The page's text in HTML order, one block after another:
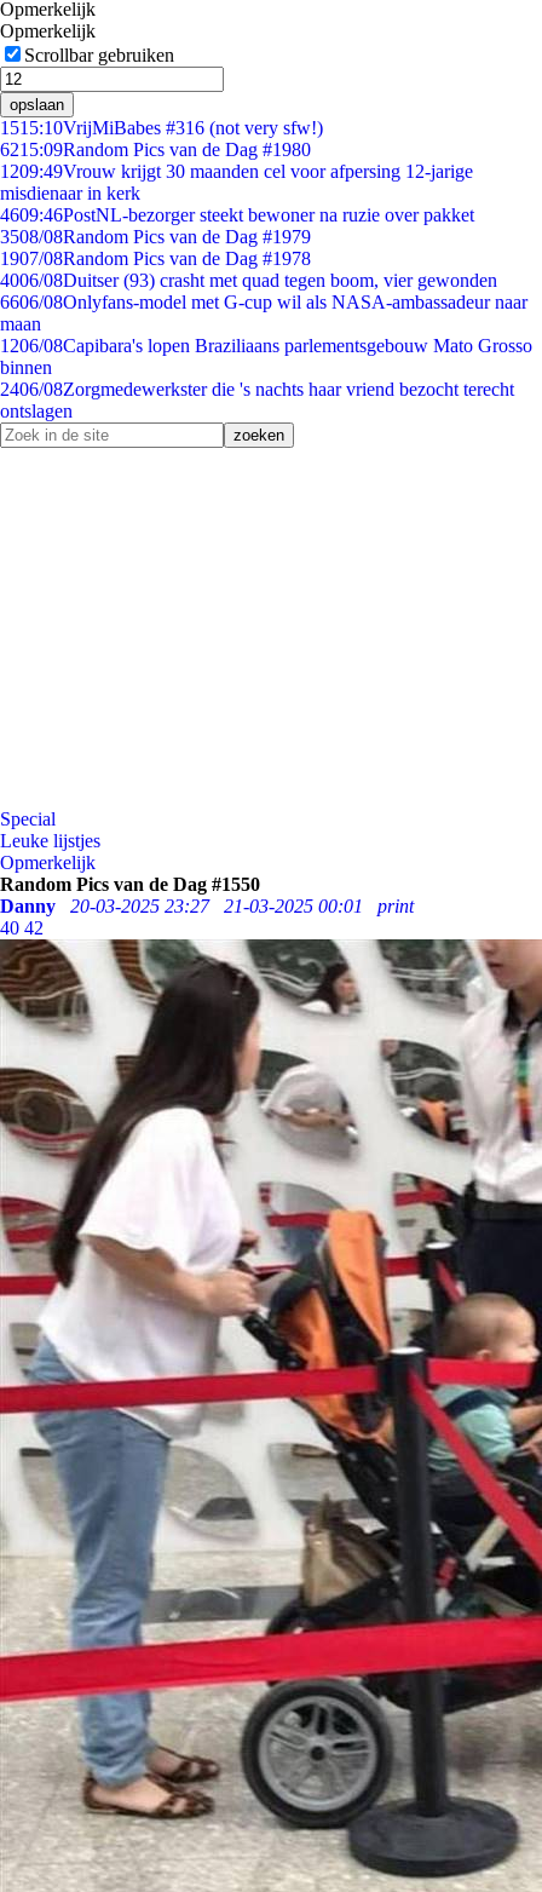
Opmerkelijk
Opmerkelijk
Scrollbar gebruiken
opslaan
1515:10VrijMiBabes #316 (not very sfw!)
6215:09Random Pics van de Dag #1980
1209:49Vrouw krijgt 30 maanden cel voor afpersing 12-jarige
misdienaar in kerk
4609:46PostNL-bezorger steekt bewoner na ruzie over pakket
3508/08Random Pics van de Dag #1979
1907/08Random Pics van de Dag #1978
4006/08Duitser (93) crasht met quad tegen boom, vier gewonden
6606/08Onlyfans-model met G-cup wil als NASA-ambassadeur naar
maan
1206/08Capibara's lopen Braziliaans parlementsgebouw Mato Grosso
binnen
2406/08Zorgmedewerkster die 's nachts haar vriend bezocht terecht
ontslagen
Special
Leuke lijstjes
Opmerkelijk
Random Pics van de Dag #1550
Danny
20-03-2025 23:27 21-03-2025 00:01
print
40 42